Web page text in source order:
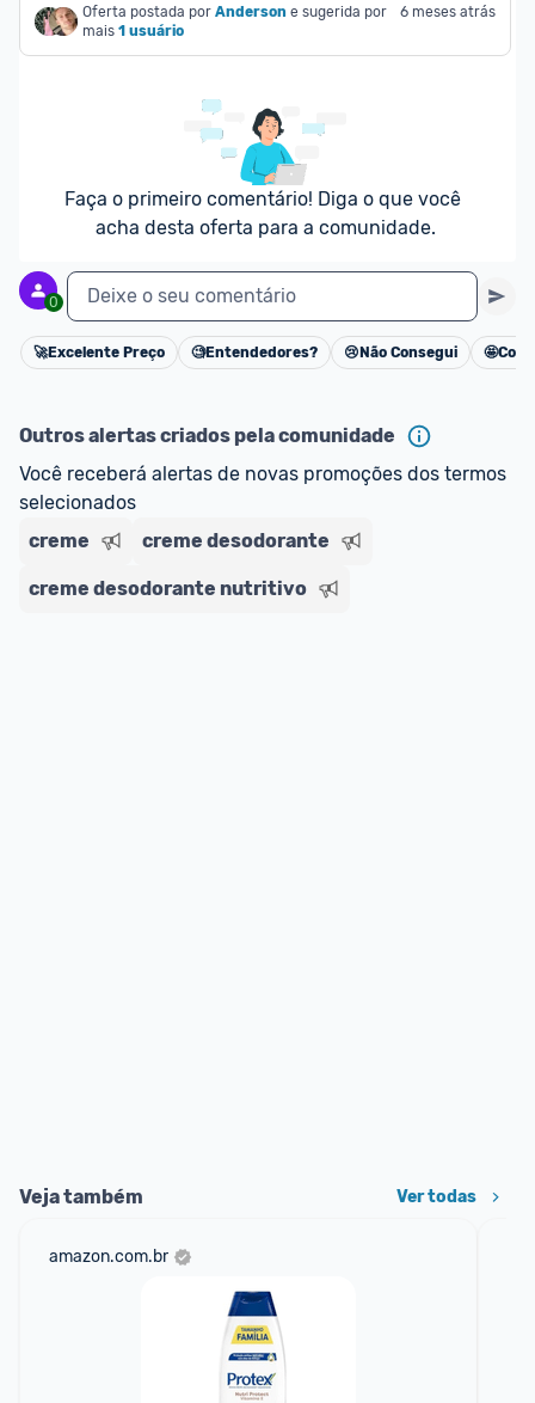
Oferta postada por Anderson e sugerida por
mais 1 usuário
6 meses atrás
Faça o primeiro comentário! Diga o que você
acha desta oferta para a comunidade.
0 Deixe o seu comentário
Cancelar
🚀Excelente Preço 🧐Entendedores? 😢 Não Consegui 🤩
Outros alertas criados pela comunidade
Você receberá alertas de novas promoções dos termos
selecionados
creme
creme desodorante
creme desodorante nutritivo
Veja também Ver todas
amazon.com.br